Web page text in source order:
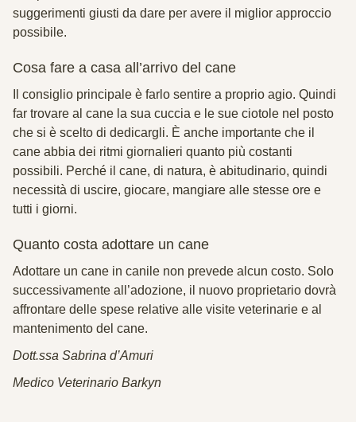
suggerimenti giusti da dare per avere il miglior approccio
possibile.
Cosa fare a casa all’arrivo del cane
Il consiglio principale è farlo sentire a proprio agio. Quindi
far trovare al cane la sua cuccia e le sue ciotole nel posto
che si è scelto di dedicargli. È anche importante che il
cane abbia dei ritmi giornalieri quanto più costanti
possibili. Perché il cane, di natura, è abitudinario, quindi
necessità di uscire, giocare, mangiare alle stesse ore e
tutti i giorni.
Quanto costa adottare un cane
Adottare un cane in canile non prevede alcun costo. Solo
successivamente all’adozione, il nuovo proprietario dovrà
affrontare delle spese relative alle visite veterinarie e al
mantenimento del cane.
Dott.ssa Sabrina d’Amuri
Medico Veterinario Barkyn